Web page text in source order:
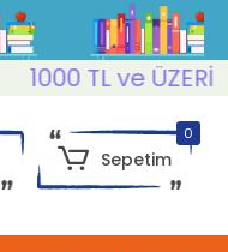
1000 TL ve ÜZERİ
0
Sepetim